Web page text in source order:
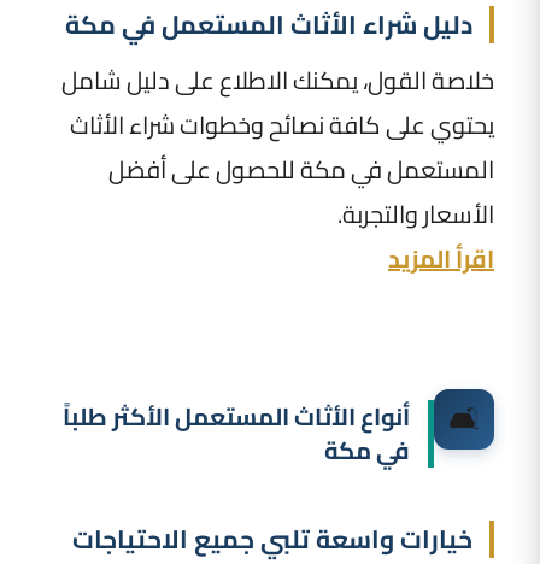
دليل شراء الأثاث المستعمل في مكة
خلاصة القول، يمكنك الاطلاع على دليل شامل
يحتوي على كافة نصائح وخطوات شراء الأثاث
المستعمل في مكة للحصول على أفضل
الأسعار والتجربة.
اقرأ المزيد
🛋️ أنواع الأثاث المستعمل الأكثر طلباً
في مكة
خيارات واسعة تلبي جميع الاحتياجات